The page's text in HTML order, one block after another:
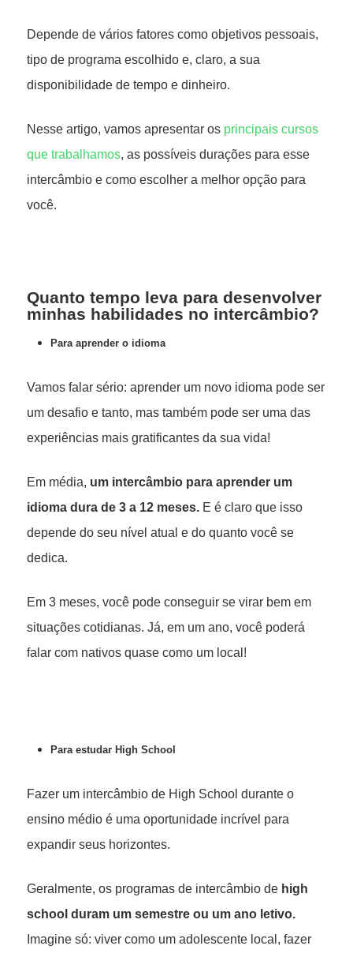
Depende de vários fatores como objetivos pessoais,
tipo de programa escolhido e, claro, a sua
disponibilidade de tempo e dinheiro.
Nesse artigo, vamos apresentar osprincipais cursos
que trabalhamos, as possíveis durações para esse
intercâmbio e como escolher a melhor opção para
você.
Quanto tempo leva para desenvolver
minhas habilidades no intercâmbio?
Para aprender o idioma
Vamos falar sério: aprender um novo idioma pode ser
um desafio e tanto, mas também pode ser uma das
experiências mais gratificantes da sua vida!
Em média, um intercâmbio para aprender um
idioma dura de 3 a 12 meses.E é claro que isso
depende do seu nível atual e do quanto você se
dedica.
Em 3 meses, você pode conseguir se virar bem em
situações cotidianas. Já, em um ano, você poderá
falar com nativos quase como um local!
Para estudar High School
Fazer um intercâmbio de High School durante o
ensino médio é uma oportunidade incrível para
expandir seus horizontes.
Geralmente, os programas de intercâmbio de high
school duram um semestre ou um ano letivo.
Imagine só: viver como um adolescente local, fazer